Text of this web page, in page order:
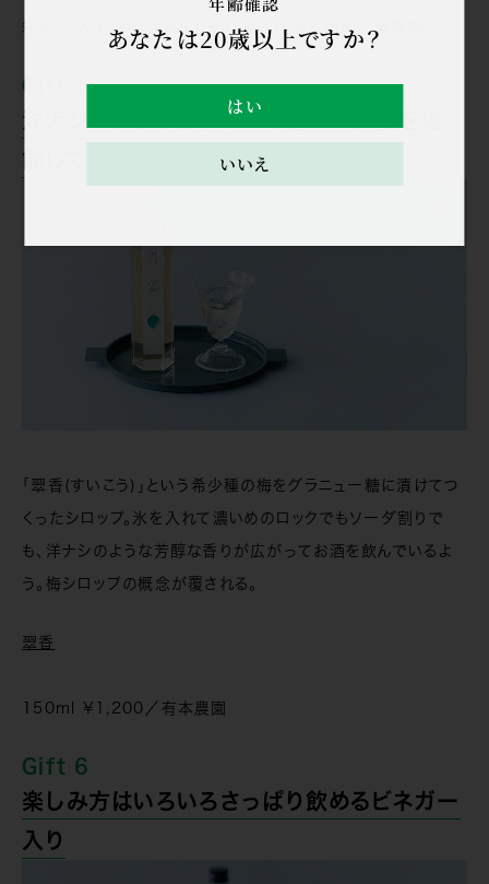
箱入り 各300mL×3本セット 箱入り ¥3,300／東農園
Gift 5
洋ナシのような香りがする梅の希少種を堪
能して
「翠香(すいこう)」という希少種の梅をグラニュー糖に漬けてつ
くったシロップ。氷を入れて濃いめのロックでもソーダ割りで
も、洋ナシのような芳醇な香りが広がってお酒を飲んでいるよ
う。梅シロップの概念が覆される。
翠香
150ml ¥1,200／有本農園
Gift 6
楽しみ方はいろいろさっぱり飲めるビネガー
入り
あなたは20歳以上ですか？
はい
いいえ